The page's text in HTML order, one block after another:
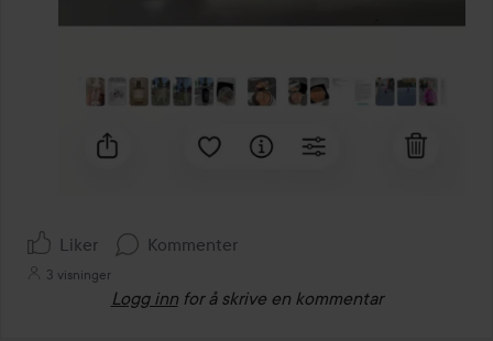
Liker Kommenter
3 visninger
Logg inn for å skrive en kommentar